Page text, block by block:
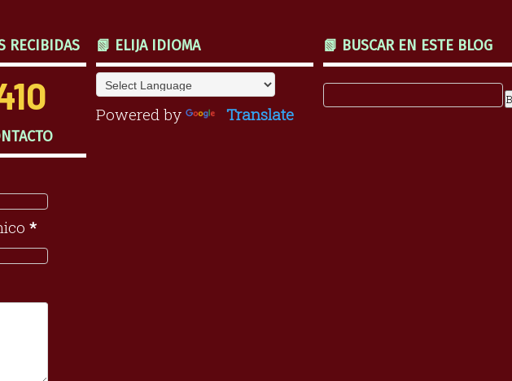
RECIBIDAS
*
📗 ELIJA IDIOMA
Powered by Translate
📗 BUSCAR EN ESTE BLOG